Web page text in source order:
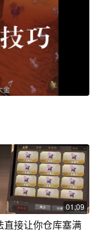
01:09
直接让你仓库塞满